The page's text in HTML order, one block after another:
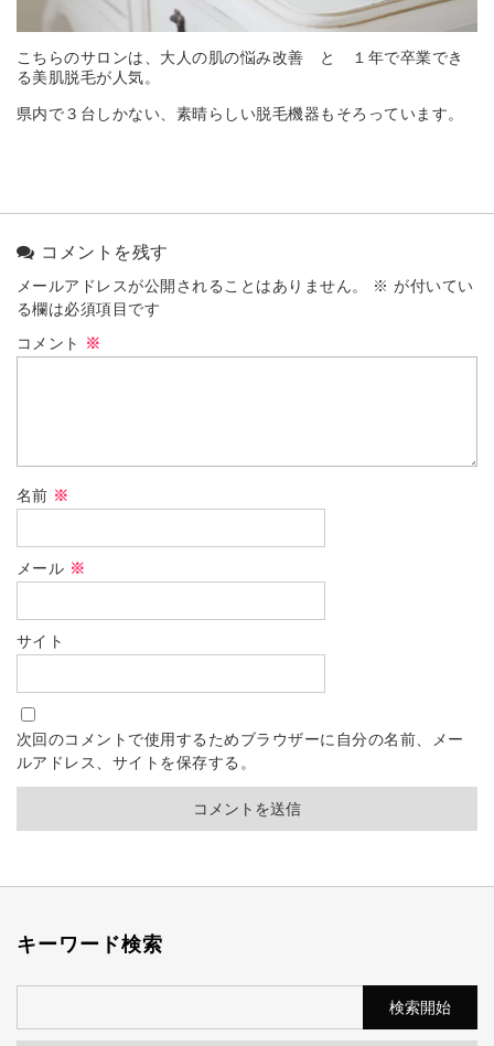
こちらのサロンは、大人の肌の悩み改善 と １年で卒業でき
る美肌脱毛が人気。
県内で３台しかない、素晴らしい脱毛機器もそろっています。
コメントを残す
メールアドレスが公開されることはありません。 ※ が付いてい
る欄は必須項目です
コメント ※
名前 ※
メール ※
サイト
次回のコメントで使用するためブラウザーに自分の名前、メー
ルアドレス、サイトを保存する。
キーワード検索